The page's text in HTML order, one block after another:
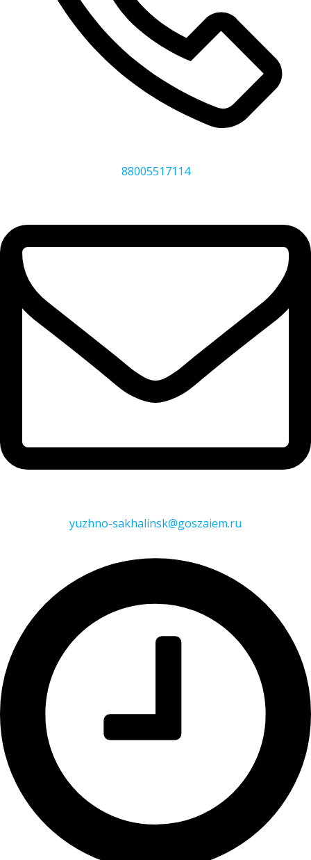
88005517114
yuzhno-sakhalinsk@goszaiem.ru